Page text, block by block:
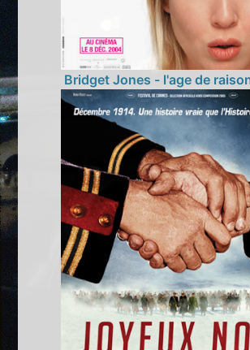
Bridget Jones - l'age de